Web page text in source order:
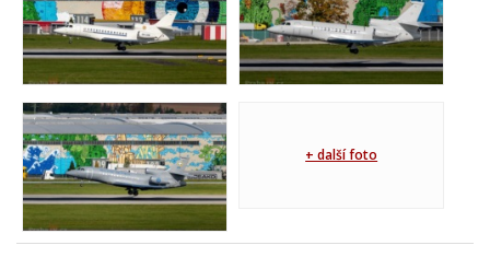
+ další foto